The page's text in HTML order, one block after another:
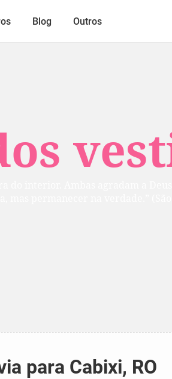
Blog Outros
para Cabixi, RO